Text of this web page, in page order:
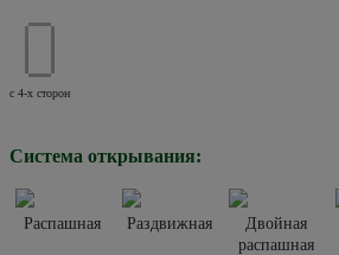
с 4-х сторон
Система открывания:
Распашная Раздвижная
Двойная
распашная